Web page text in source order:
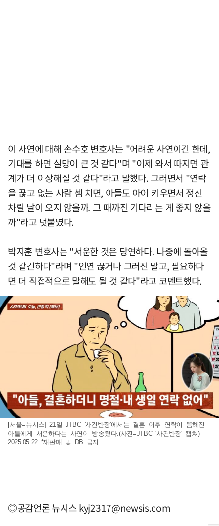
이 사연에 대해 손수호 변호사는 "어려운 사연이긴 한데,
기대를 하면 실망이 큰 것 같다"며 "이제 와서 따지면 관
계가 더 이상해질 것 같다"라고 말했다. 그러면서 "연락
을 끊고 없는 사람 셈 치면, 아들도 아이 키우면서 정신
차릴 날이 오지 않을까. 그 때까진 기다리는 게 좋지 않을
까"라고 덧붙였다.
박지훈 변호사는 "서운한 것은 당연하다. 나중에 돌아올
것 같긴하다"라며 "인연 끊거나 그러진 말고, 필요하다
면 더 직접적으로 말해도 될 것 같다"라고 코멘트했다.
[서울=뉴시스] 21일 JTBC '사건반장'에서는 결혼 이후 연락이 뜸해진
아들에게 서운하다는 사연이 방송됐다.(사진=JTBC '사건반장' 캡쳐)
2025.05.22 *재판매 및 DB 금지
◎공감언론 뉴시스kyj2317@newsis.com